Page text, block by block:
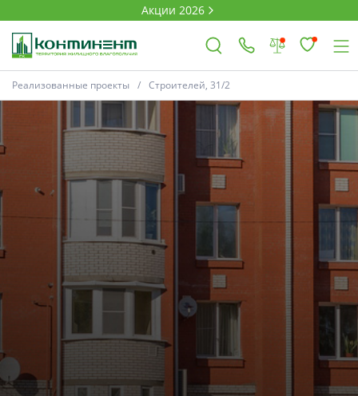
Акции 2026
Ковров
Проекты
Новости
Выбор недвижимости
Свои Люди
Реализованные проекты Строителей, 31/2